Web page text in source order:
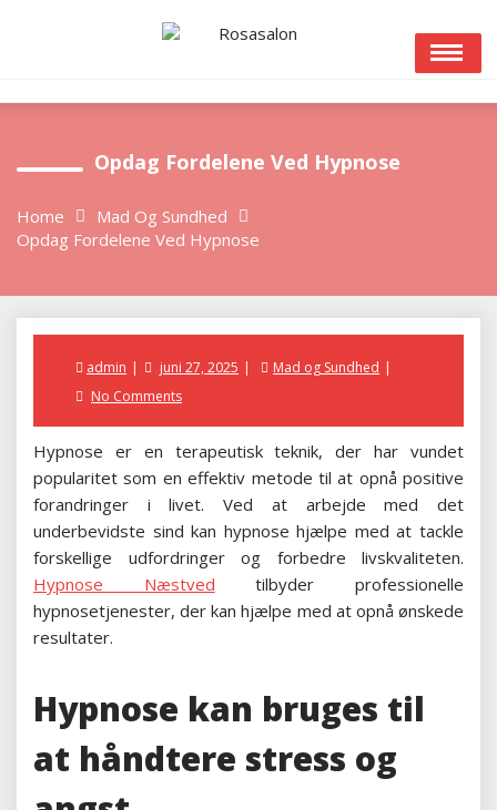
Opdag Fordelene Ved Hypnose
Home
Mad Og Sundhed
Opdag Fordelene Ved Hypnose
admin
Posted
juni 27, 2025
Mad og Sundhed
No Comments
Hypnose er en terapeutisk teknik, der har vundet
popularitet som en effektiv metode til at opnå positive
forandringer i livet. Ved at arbejde med det
underbevidste sind kan hypnose hjælpe med at tackle
forskellige udfordringer og forbedre livskvaliteten.
Hypnose Næstved tilbyder professionelle
hypnosetjenester, der kan hjælpe med at opnå ønskede
resultater.
Hypnose kan bruges til
at håndtere stress og